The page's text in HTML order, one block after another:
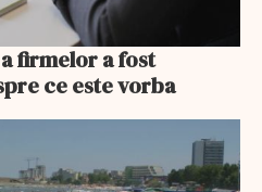
firmelor a fost
ce este vorba